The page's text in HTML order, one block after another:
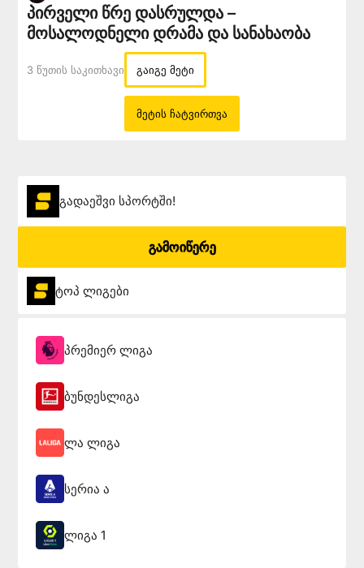
პირველი წრე დასრულდა –
მოსალოდნელი დრამა და სანახაობა
3 Წუთის Საკითხავი გაიგე მეტი
მეტის ჩატვირთვა
გადაეშვი სპორტში!
გამოიწერე
ტოპ ლიგები
პრემიერ ლიგა
ბუნდესლიგა
ლა ლიგა
სერია ა
ლიგა 1